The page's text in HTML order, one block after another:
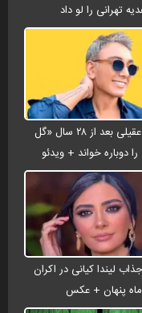
تهرانی را لو داد
شادمهر عقیلی بعد از ۲۸ سال «گل
دوباره خواند + ویدئو
لیندا کیانی در اکران
ماه پنهان + عکس